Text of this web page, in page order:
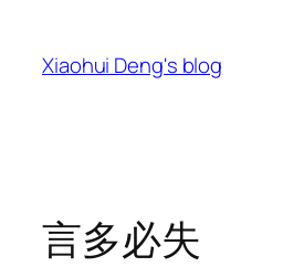
Xiaohui Deng's blog
言多必失